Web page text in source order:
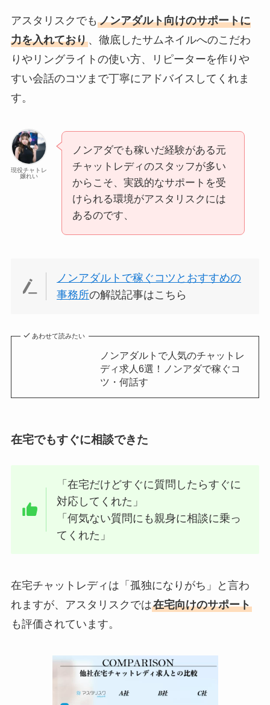
アスタリスクでも ノンアダルト向けのサポートに
力を入れており、徹底したサムネイルへのこだわ
りやリングライトの使い方、リピーターを作りや
すい会話のコツまで丁寧にアドバイスしてくれま
す。
現役チャトレ
嬢れい
ノンアダでも稼いだ経験がある元
チャットレディのスタッフが多い
からこそ、実践的なサポートを受
けられる環境がアスタリスクには
あるのです、
ノンアダルトで稼ぐコツとおすすめの
事務所の解説記事はこちら
あわせて読みたい
ノンアダルトで人気のチャットレ
ディ求人6選！ノンアダで稼ぐコ
ツ・何話す
在宅でもすぐに相談できた
「在宅だけどすぐに質問したらすぐに
対応してくれた」
「何気ない質問にも親身に相談に乗っ
てくれた」
在宅チャットレディは「孤独になりがち」と言わ
れますが、アスタリスクでは在宅向けのサポート
も評価されています。